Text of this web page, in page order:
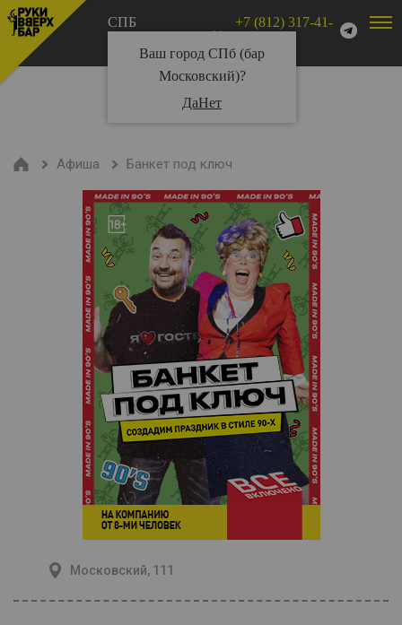
СПБ
Ваш город СПб (бар
Московский)?
ДаНет
+7 (812) 317-41-
Афиша Банкет под ключ
Московский, 111